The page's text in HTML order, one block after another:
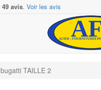
49 avis. Voir les avis
TAILLE 2